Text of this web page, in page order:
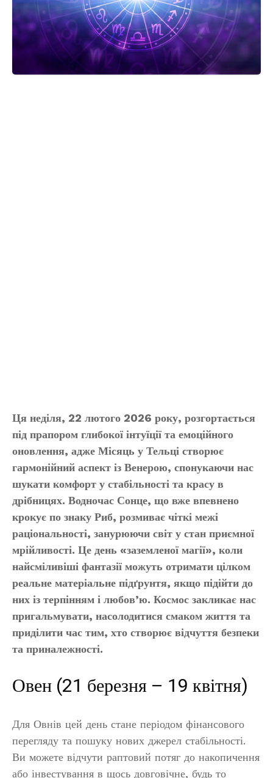
Ця неділя, 22 лютого 2026 року, розгортається
під прапором глибокої інтуїції та емоційного
оновлення, адже Місяць у Тельці створює
гармонійний аспект із Венерою, спонукаючи нас
шукати комфорт у стабільності та красу в
дрібницях. Водночас Сонце, що вже впевнено
крокує по знаку Риб, розмиває чіткі межі
раціональності, занурюючи світ у стан приємної
мрійливості. Це день «заземленої магії», коли
найсміливіші фантазії можуть отримати цілком
реальне матеріальне підґрунтя, якщо підійти до
них із терпінням і любов’ю. Космос закликає нас
пригальмувати, насолодитися смаком життя та
приділити час тим, хто створює відчуття безпеки
та приналежності.
Овен (21 березня – 19 квітня)
Для Овнів цей день стане періодом фінансового
перегляду та пошуку нових джерел стабільності.
Ви можете відчути раптовий потяг до накопичення
або інвестування в щось довговічне, будь то